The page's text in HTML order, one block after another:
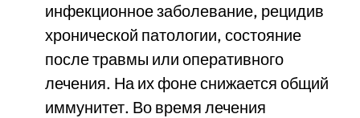
инфекционное заболевание, рецидив
хронической патологии, состояние
после травмы или оперативного
лечения. На их фоне снижается общий
иммунитет. Во время лечения